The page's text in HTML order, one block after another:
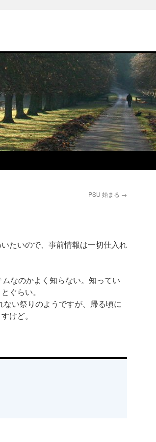
PSU 始まる →
たいので、事前情報は一切仕入れ
なのかよく知らない。知ってい
ぐらい。
い祭りのようですが、帰る頃に
けど。